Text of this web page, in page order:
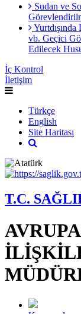
Sudan ve
vb. Geçici
Edilecek
İç Kontrol
İletişim
Türkçe
English
Site Haritası
T.C.